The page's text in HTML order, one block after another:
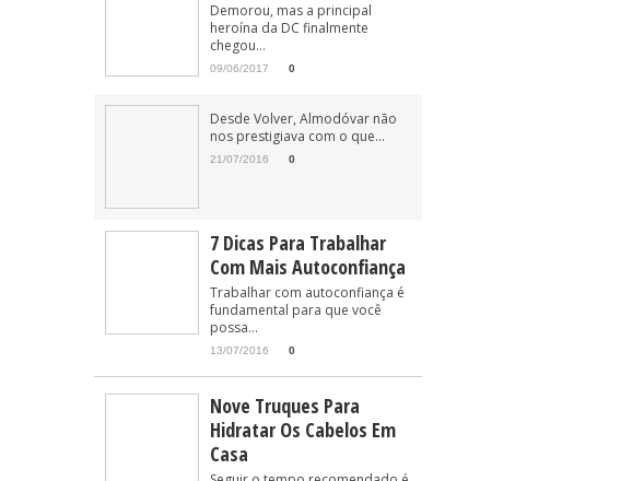
Demorou, mas a principal
heroína da DC finalmente
chegou...
09/06/2017 0
Desde Volver, Almodóvar não
nos prestigiava com o que...
21/07/2016 0
7 Dicas Para Trabalhar
Com Mais Autoconfiança
Trabalhar com autoconfiança é
fundamental para que você
possa...
13/07/2016 0
Nove Truques Para
Hidratar Os Cabelos Em
Casa